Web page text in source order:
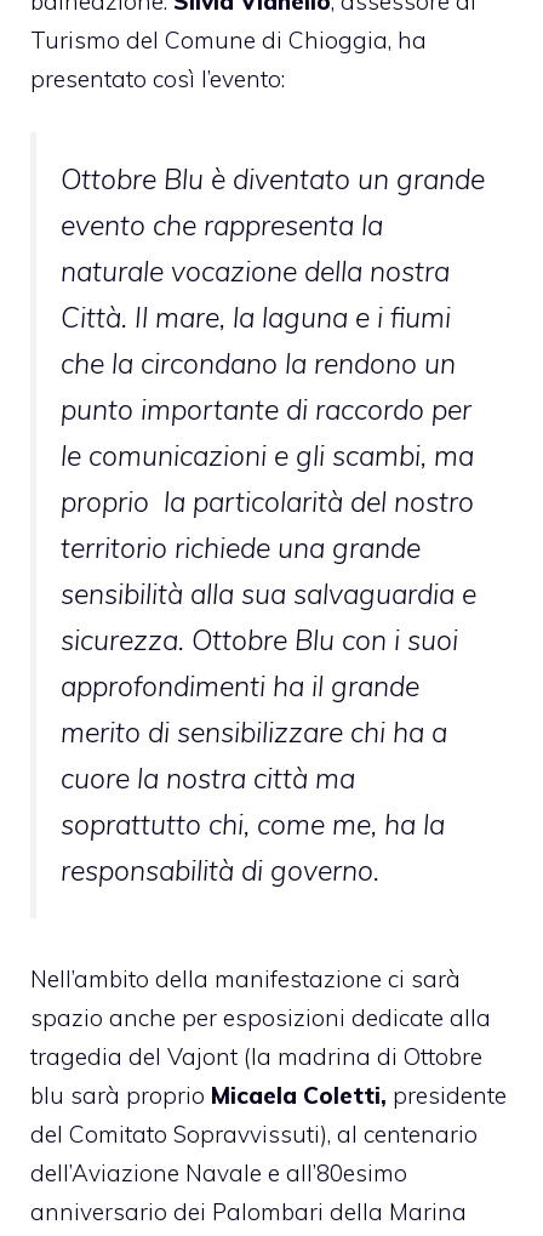
Turismo del Comune di Chioggia, ha
presentato così l’evento:
Ottobre Blu è diventato un grande
evento che rappresenta la
naturale vocazione della nostra
Città. Il mare, la laguna e i fiumi
che la circondano la rendono un
punto importante di raccordo per
le comunicazioni e gli scambi, ma
proprio la particolarità del nostro
territorio richiede una grande
sensibilità alla sua salvaguardia e
sicurezza. Ottobre Blu con i suoi
approfondimenti ha il grande
merito di sensibilizzare chi ha a
cuore la nostra città ma
soprattutto chi, come me, ha la
responsabilità di governo.
Nell’ambito della manifestazione ci sarà
spazio anche per esposizioni dedicate alla
tragedia del Vajont (la madrina di Ottobre
blu sarà proprio Micaela Coletti, presidente
del Comitato Sopravvissuti), al centenario
dell’Aviazione Navale e all’80esimo
anniversario dei Palombari della Marina